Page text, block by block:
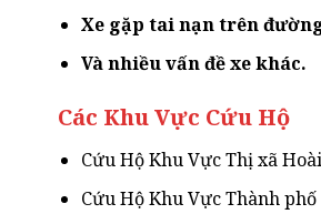
Xe gặp tai nạn trên
Và nhiều vấn đề xe khác.
Các Khu Vực Cứu Hộ
Cứu Hộ Khu Vực Thị xã
Cứu Hộ Khu Vực Thành